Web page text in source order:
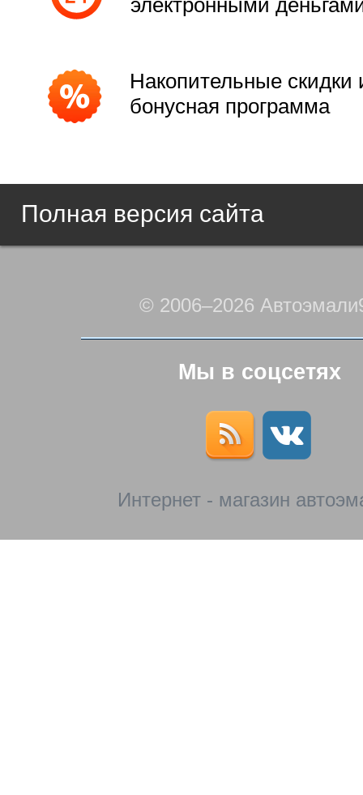
Накопительные скидки
бонусная программа
Полная версия сайта
© 2006–2026
Мы в соцсетях
Интернет - магазин